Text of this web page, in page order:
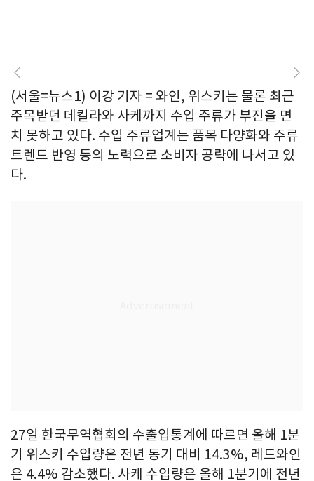
(서울=뉴스1) 이강 기자 = 와인, 위스키는 물론 최근
주목받던 데킬라와 사케까지 수입 주류가 부진을 면
치 못하고 있다. 수입 주류업계는 품목 다양화와 주류
트렌드 반영 등의 노력으로 소비자 공략에 나서고 있
다.
27일 한국무역협회의 수출입통계에 따르면 올해 1분
기 위스키 수입량은 전년 동기 대비 14.3%, 레드와인
은 4.4% 감소했다. 사케 수입량은 올해 1분기에 전년